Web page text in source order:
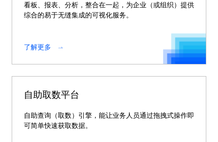
看板、报表、分析，整合在一起，为企业（或组织）提供
综合的易于无缝集成的可视化服务。
了解更多
自助取数平台
自助查询（取数）引擎，能让业务人员通过拖拽式操作即
可简单快速获取数据。